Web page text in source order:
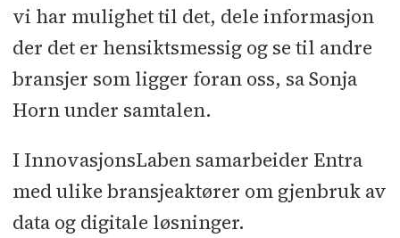
vi har mulighet til det, dele informasjon
der det er hensiktsmessig og se til andre
bransjer som ligger foran oss, sa Sonja
Horn under samtalen.
I InnovasjonsLaben samarbeider Entra
med ulike bransjeaktører om gjenbruk av
data og digitale løsninger.